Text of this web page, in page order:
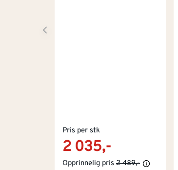
Pris per stk
2 035,-
Opprinnelig pris 2 489,-